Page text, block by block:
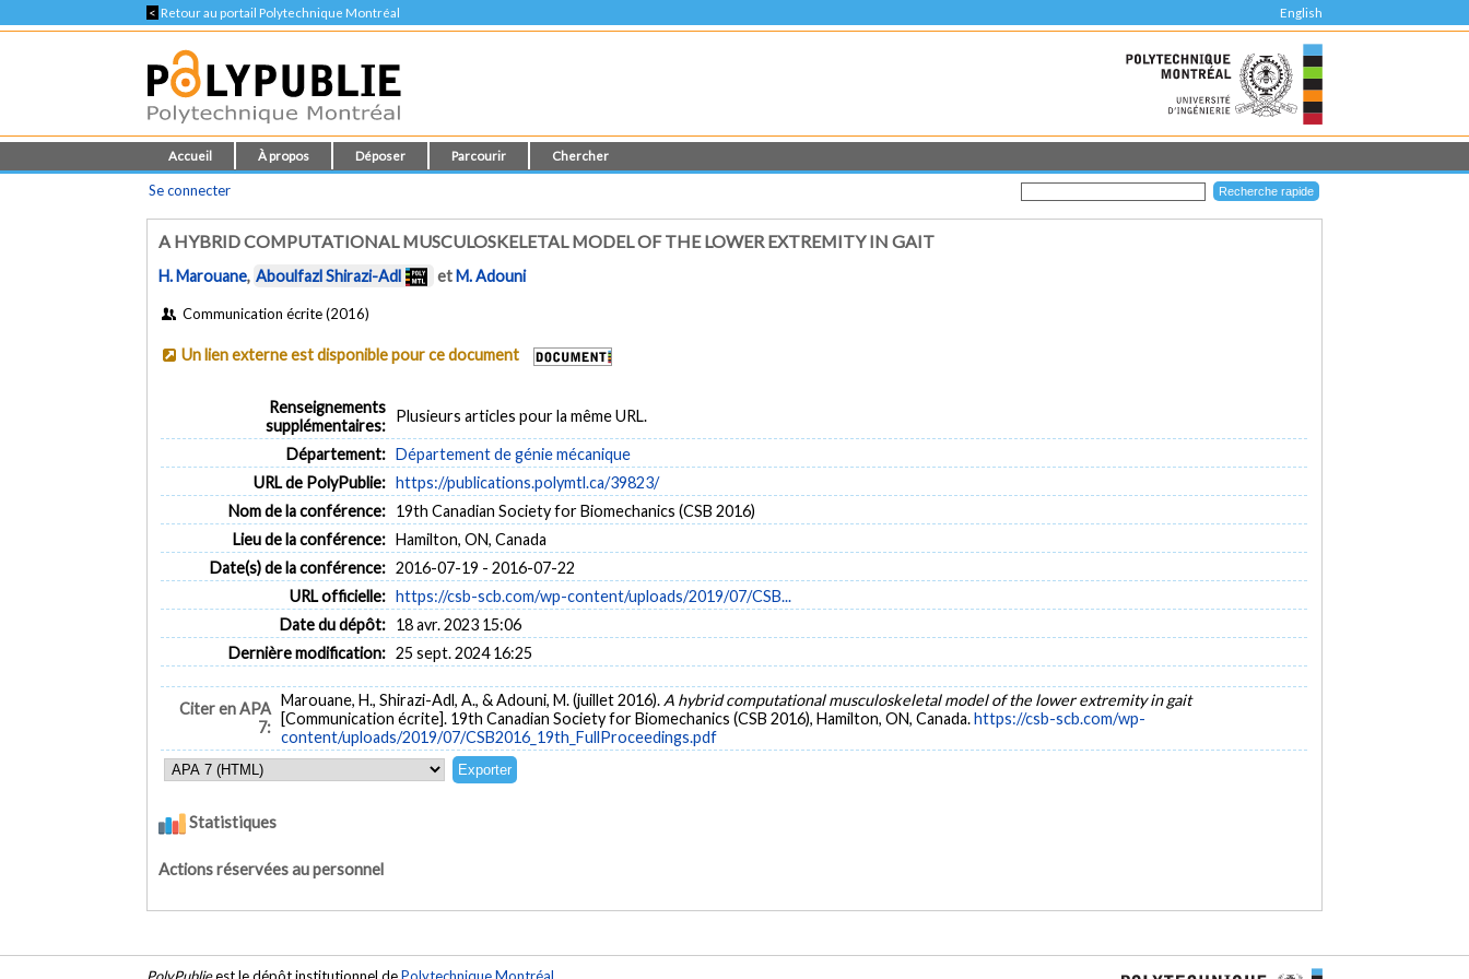
< Retour au portail Polytechnique Montréal English
Accueil À propos Déposer Parcourir Chercher
Se connecter
A HYBRID COMPUTATIONAL MUSCULOSKELETAL MODEL OF THE LOWER EXTREMITY IN GAIT
H. Marouane, Aboulfazl Shirazi-Adl etM. Adouni
Communication écrite (2016)
Un lien externe est disponible pour ce document
Renseignements
supplémentaires:
Plusieurs articles pour la même URL.
Département: Département de génie mécanique
URL de PolyPublie: https://publications.polymtl.ca/39823/
Nom de la conférence: 19th Canadian Society for Biomechanics (CSB 2016)
Lieu de la conférence: Hamilton, ON, Canada
Date(s) de la conférence: 2016-07-19 - 2016-07-22
URL officielle: https://csb-scb.com/wp-content/uploads/2019/07/CSB...
Date du dépôt: 18 avr. 2023 15:06
Dernière modification: 25 sept. 2024 16:25
Citer en APA
7:
Marouane, H., Shirazi-Adl, A., & Adouni, M. (juillet 2016). A hybrid computational musculoskeletal model of the lower extremity in gait
[Communication écrite]. 19th Canadian Society for Biomechanics (CSB 2016), Hamilton, ON, Canada.https://csb-scb.com/wp-
content/uploads/2019/07/CSB2016_19th_FullProceedings.pdf
Statistiques
Actions réservées au personnel